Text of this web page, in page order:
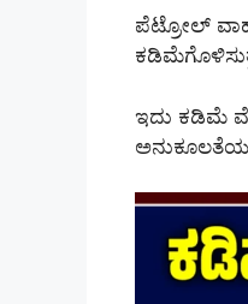
ಪೆಟ್ರೋಲ್
ಇದು ಕಡಿಮೆ